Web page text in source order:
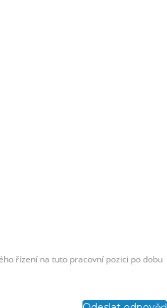
řízení na tuto pracovní pozici po dobu